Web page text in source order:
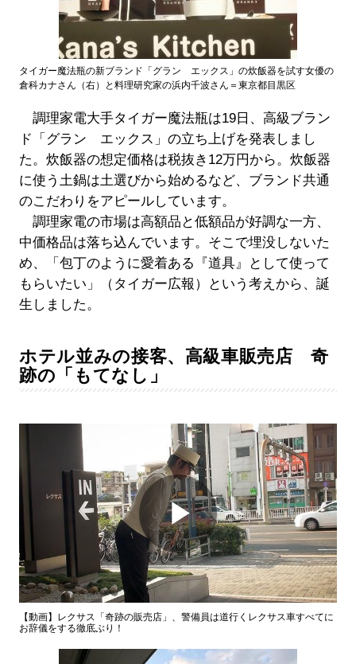
タイガー魔法瓶の新ブランド「グラン エックス」の炊飯器を試す女優の
倉科カナさん（右）と料理研究家の浜内千波さん＝東京都目黒区
調理家電大手タイガー魔法瓶は19日、高級ブラン
ド「グラン エックス」の立ち上げを発表しまし
た。炊飯器の想定価格は税抜き12万円から。炊飯器
に使う土鍋は土選びから始めるなど、ブランド共通
のこだわりをアピールしています。
調理家電の市場は高額品と低額品が好調な一方、
中価格品は落ち込んでいます。そこで埋没しないた
め、「包丁のように愛着ある『道具』として使って
もらいたい」（タイガー広報）という考えから、誕
生しました。
ホテル並みの接客、高級車販売店 奇
跡の「もてなし」
Play
Video
【動画】レクサス「奇跡の販売店」、警備員は道行くレクサス車すべてに
お辞儀をする徹底ぶり！